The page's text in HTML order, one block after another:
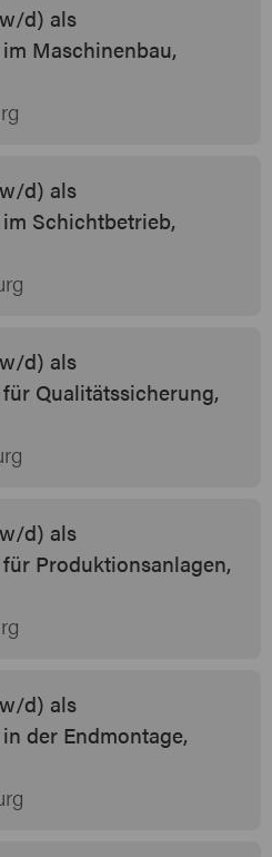
d) als
Maschinenbau,
d) als
Schichtbetrieb,
d) als
Qualitätssicherung,
d) als
Produktionsanlagen,
d) als
der Endmontage,